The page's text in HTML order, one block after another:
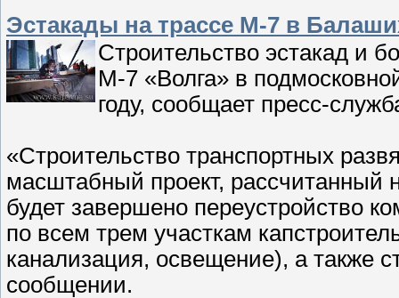
Эстакады на трассе М-7 в
Строительство эстакад и
М-7 «Волга» в
году, сообщает пресс-
«Строительство транспортных
масштабный проект, рассчитанный
будет завершено переустройство
по всем трем участкам
канализация, освещение), а также
сообщении.